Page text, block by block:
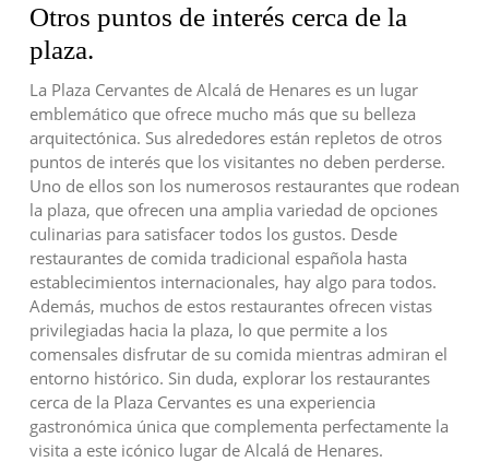
Otros puntos de interés cerca de la
plaza.
La Plaza Cervantes de Alcalá de Henares es un lugar
emblemático que ofrece mucho más que su belleza
arquitectónica. Sus alrededores están repletos de otros
puntos de interés que los visitantes no deben perderse.
Uno de ellos son los numerosos restaurantes que rodean
la plaza, que ofrecen una amplia variedad de opciones
culinarias para satisfacer todos los gustos. Desde
restaurantes de comida tradicional española hasta
establecimientos internacionales, hay algo para todos.
Además, muchos de estos restaurantes ofrecen vistas
privilegiadas hacia la plaza, lo que permite a los
comensales disfrutar de su comida mientras admiran el
entorno histórico. Sin duda, explorar los restaurantes
cerca de la Plaza Cervantes es una experiencia
gastronómica única que complementa perfectamente la
visita a este icónico lugar de Alcalá de Henares.